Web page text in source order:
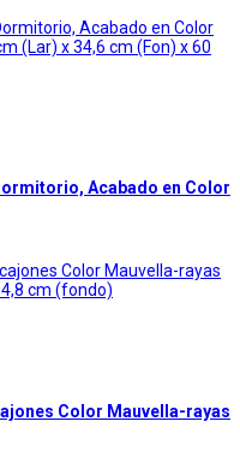
Acabado en Color
Color Mauvella-rayas